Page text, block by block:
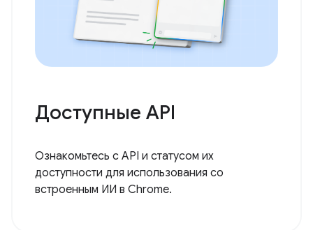
Доступные API
Ознакомьтесь с API и статусом их
доступности для использования со
встроенным ИИ в Chrome.